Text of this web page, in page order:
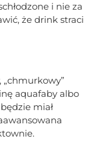
i nie za
że drink straci
aquafaby albo
miał